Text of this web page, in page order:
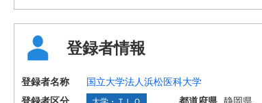
登録者情報
登録者名称
国立大学法人浜松医科大学